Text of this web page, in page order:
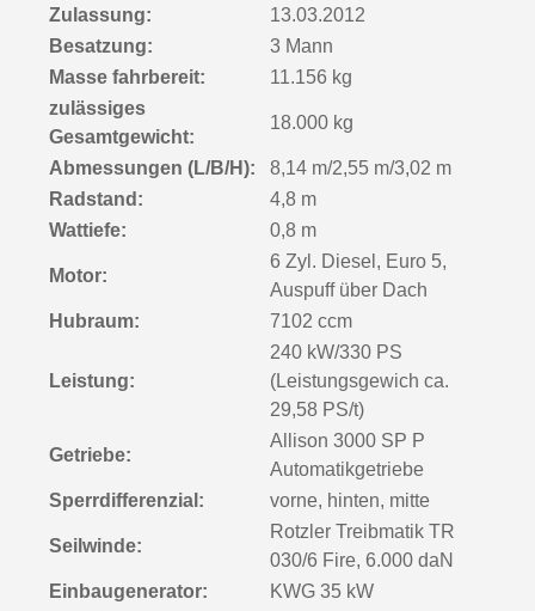
Zulassung:
13.03.2012
Besatzung:
3 Mann
Masse fahrbereit:
11.156 kg
zulässiges
Gesamtgewicht:
18.000 kg
Abmessungen (L/B/H):
8,14 m/2,55 m/3,02 m
Radstand:
4,8 m
Wattiefe:
0,8 m
Motor:
6 Zyl. Diesel, Euro 5,
Auspuff über Dach
Hubraum:
7102 ccm
Leistung:
240 kW/330 PS
(Leistungsgewich ca.
29,58 PS/t)
Getriebe:
Allison 3000 SP P
Automatikgetriebe
Sperrdifferenzial:
vorne, hinten, mitte
Seilwinde:
Rotzler Treibmatik TR
030/6 Fire, 6.000 daN
Einbaugenerator:
KWG 35 kW